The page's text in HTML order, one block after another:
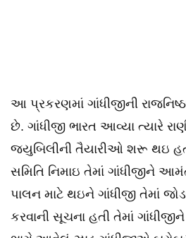
આ પ્રકરણમાં ગાંધીજીની
છે. ગાંધીજી ભારત આવ્યા ત્યારે
જ્યુબિલીની તૈયારીઓ શરૂ થઇ
સમિતિ નિમાઇ તેમાં ગાંધીજીને
પાલન માટે થઇને ગાંધીજી તેમાં
કરવાની સૂચના હતી તેમાં